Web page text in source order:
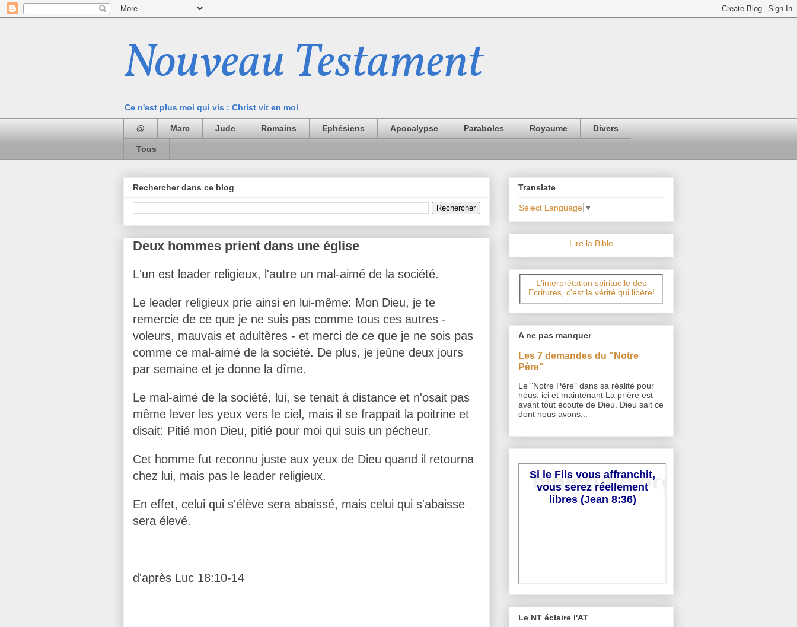
Nouveau Testament
Ce n'est plus moi qui vis : Christ vit en moi
@ Marc Jude Romains Ephésiens Apocalypse Paraboles Royaume Divers
Tous
Rechercher dans ce blog
Deux hommes prient dans une église
L'un est leader religieux, l'autre un mal-aimé de la société.
Le leader religieux prie ainsi en lui-même: Mon Dieu, je te
remercie de ce que je ne suis pas comme tous ces autres -
voleurs, mauvais et adultères - et merci de ce que je ne sois pas
comme ce mal-aimé de la société. De plus, je jeûne deux jours
par semaine et je donne la dîme.
Le mal-aimé de la société, lui, se tenait à distance et n'osait pas
même lever les yeux vers le ciel, mais il se frappait la poitrine et
disait: Pitié mon Dieu, pitié pour moi qui suis un pécheur.
Cet homme fut reconnu juste aux yeux de Dieu quand il retourna
chez lui, mais pas le leader religieux.
En effet, celui qui s'élève sera abaissé, mais celui qui s'abaisse
sera élevé.
d'après Luc 18:10-14
Translate
Select Language ▼
Lire la Bible
L'interprétation spirituelle des
Ecritures, c'est la vérité qui libère!
A ne pas manquer
Les 7 demandes du "Notre
Père"
Le "Notre Père" dans sa réalité pour
nous, ici et maintenant La prière est
avant tout écoute de Dieu. Dieu sait ce
dont nous avons...
Le NT éclaire l'AT